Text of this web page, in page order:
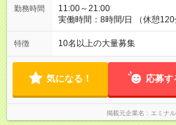
業代 36,700円／月 みなし残業
勤務時間
11:00～21:00
実働時間：8時間/日 （休憩120分） ーーーーーーーー
業少なめ＆通勤も楽々◆ ーー
とゆっくりなので、通勤ラッ
生活との両立が叶います。
特徴 10名以上の大量募集
気になる！ 応募す
掲載元企業名 エミナ